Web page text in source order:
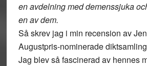
en avdelning med demenssjuka
en av dem.
Så skrev jag i min recension av
Augustpris-nominerade diktsamling
Jag blev så fascinerad av hennes